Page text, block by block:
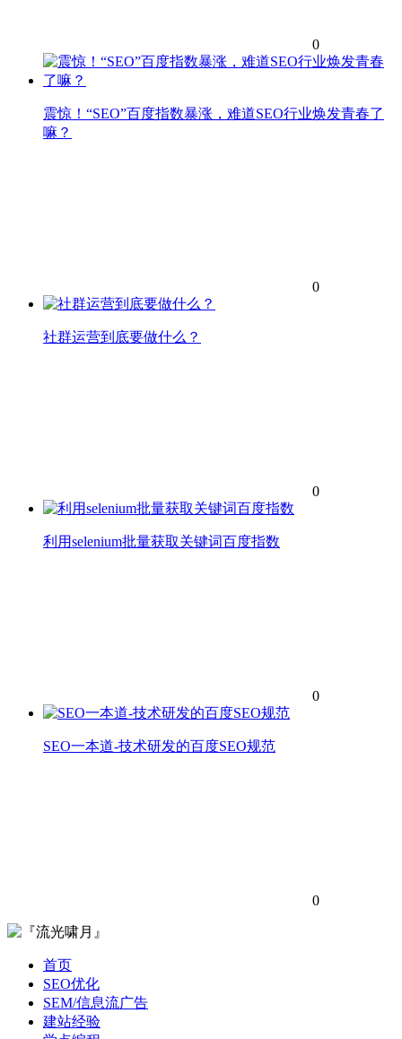
0
震惊！“SEO”百度指数暴涨，难道SEO行业焕发青春了
嘛？
0
社群运营到底要做什么？
0
利用selenium批量获取关键词百度指数
0
SEO一本道-技术研发的百度SEO规范
0
首页
SEO优化
SEM/信息流广告
建站经验